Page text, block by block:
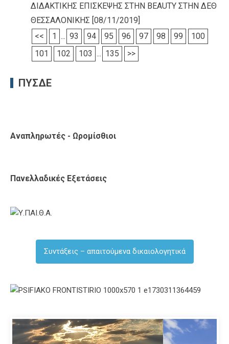
ΔΙΔΑΚΤΙΚΗΣ ΕΠΙΣΚΕΨΗΣ ΣΤΗΝ BEAUTY ΣΤΗΝ ΔΕΘ
ΘΕΣΣΑΛΟΝΙΚΗΣ [08/11/2019]
<<
1 ... 93 94 95 96 97 98 99
100
101
102 103 ... 135 >>
ΠΥΣΔΕ
Αναπληρωτές - Ωρομίσθιοι
Πανελλαδικές Εξετάσεις
Συντάξεις – απαιτούμενα δικαιολογητικά